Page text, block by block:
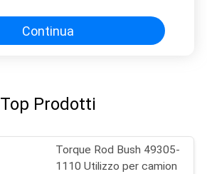
giapponesi
Continua
Top Prodotti
Torque Rod Bush 49305-
1110 Utilizzo per camion